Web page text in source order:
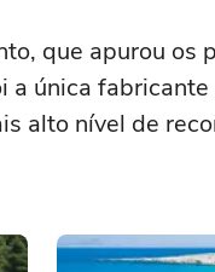
que apurou os
a única
alto nível de